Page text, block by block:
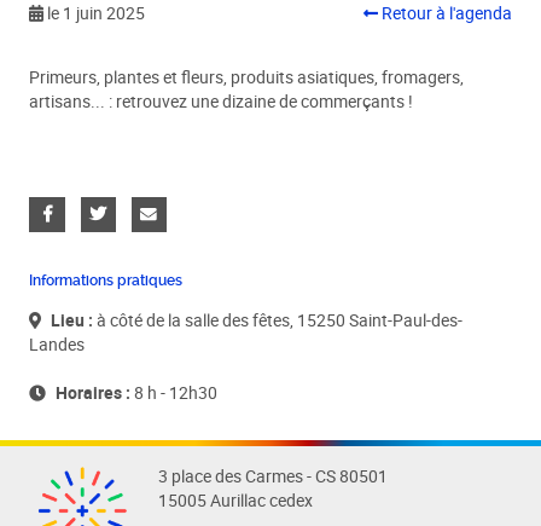
le 1 juin 2025 Retour à l'agenda
Primeurs, plantes et fleurs, produits asiatiques, fromagers,
artisans... : retrouvez une dizaine de commerçants !
Informations pratiques
Lieu : à côté de la salle des fêtes, 15250 Saint-Paul-des-
Landes
Horaires : 8 h - 12h30
3 place des Carmes - CS 80501
15005 Aurillac cedex